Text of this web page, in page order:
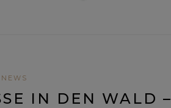
NEWS
IN DEN WALD – U